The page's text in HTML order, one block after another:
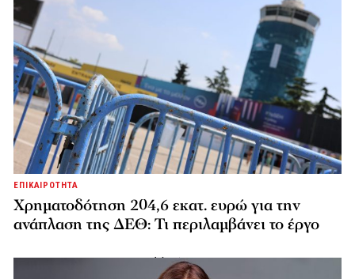
ΕΠΙΚΑΙΡΟΤΗΤΑ
Χρηματοδότηση 204,6 εκατ. ευρώ για την
ανάπλαση της ΔΕΘ: Τι περιλαμβάνει το έργο